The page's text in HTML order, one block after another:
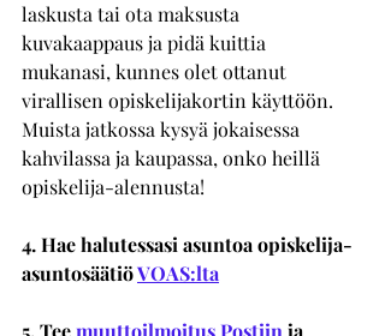
laskusta tai ota maksusta
kuvakaappaus ja pidä kuittia
mukanasi, kunnes olet ottanut
virallisen opiskelijakortin käyttöön.
Muista jatkossa kysyä jokaisessa
kahvilassa ja kaupassa, onko heillä
opiskelija-alennusta!
4. Hae halutessasi asuntoa opiskelija-
asuntosäätiö VOAS:lta
5. Tee muuttoilmoitus Postiin ja